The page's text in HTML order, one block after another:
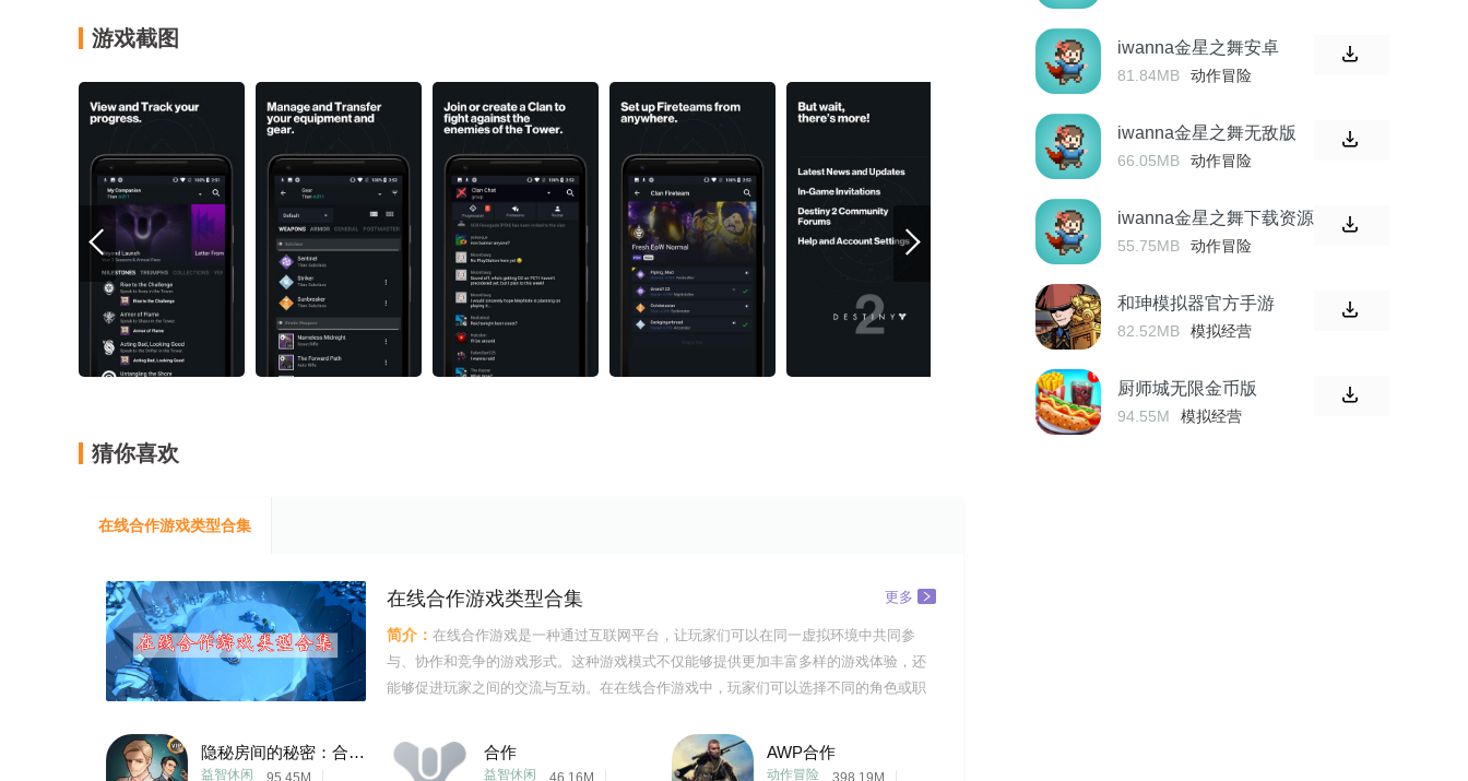
游戏截图
猜你喜欢
在线合作游戏类型合集
在线合作游戏类型合集 更多
简介： 在线合作游戏是一种通过互联网平台，让玩家们可以在同一虚拟环境中共同参
与、协作和竞争的游戏形式。这种游戏模式不仅能够提供更加丰富多样的游戏体验，还
能够促进玩家之间的交流与互动。在在线合作游戏中，玩家们可以选择不同的角色或职
挑战。这些任务可能包括解谜、战斗、探险等，每个任务都需要玩家们充分发挥各自的
优势，相互配合，才能够顺利完
隐秘房间的秘密：合作者
95.45M
益智休闲
合作
46.16M
益智休闲
AWP合作
398.19M
动作冒险
iwanna金星之舞安卓
81.84MB 动作冒险
iwanna金星之舞无敌版
66.05MB 动作冒险
iwanna金星之舞下载资源
包
55.75MB 动作冒险
和珅模拟器官方手游
82.52MB 模拟经营
厨师城无限金币版
94.55M 模拟经营